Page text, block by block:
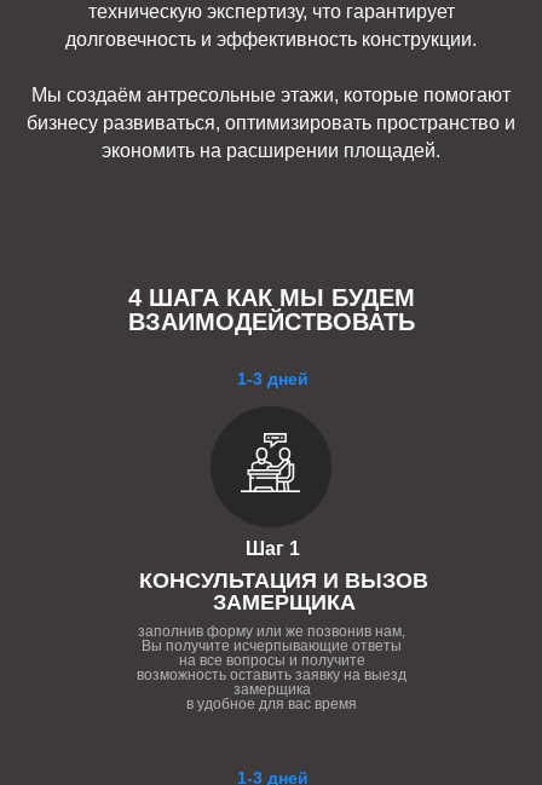
техническую экспертизу, что гарантирует
долговечность и эффективность конструкции.
Мы создаём антресольные этажи, которые помогают
бизнесу развиваться, оптимизировать пространство и
экономить на расширении площадей.
4 ШАГА КАК МЫ БУДЕМ
ВЗАИМОДЕЙСТВОВАТЬ
1-3 дней
1-3 дней
Шаг 1
КОНСУЛЬТАЦИЯ И ВЫЗОВ
ЗАМЕРЩИКА
заполнив форму или же позвонив нам,
Вы получите исчерпывающие ответы
на все вопросы и получите
возможность оставить заявку на выезд
замерщика
в удобное для вас время